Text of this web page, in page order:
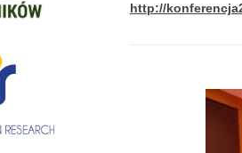
http://